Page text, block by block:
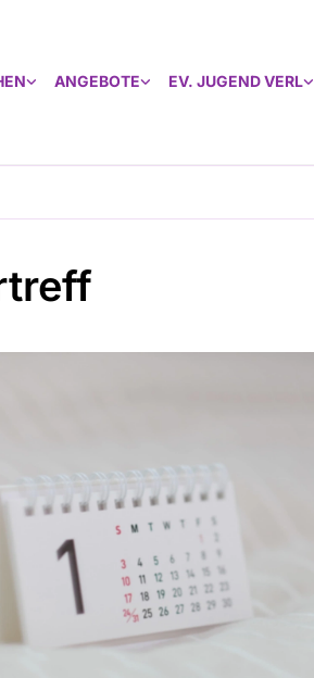
ANGEBOTE EV. JUGEND VERL